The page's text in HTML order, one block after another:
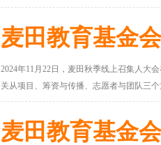
人次281598。 感谢每一个选择与麦田同行
麦田教育基金
2024年11月22日，麦田秋季线上召集人大
关从项目、筹资与传播、志愿者与团队三
麦田教育基金